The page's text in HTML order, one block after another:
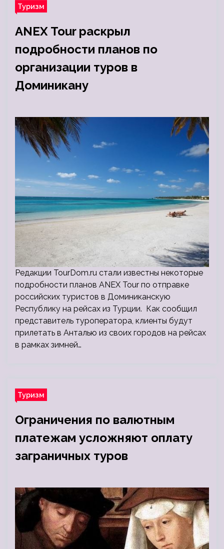
Туризм
ANEX Tour раскрыл
подробности планов по
организации туров в
Доминикану
Редакции TourDom.ru стали известны некоторые
подробности планов ANEX Tour по отправке
российских туристов в Доминиканскую
Республику на рейсах из Турции. Как сообщил
представитель туроператора, клиенты будут
прилетать в Анталью из своих городов на рейсах
в рамках зимней…
Туризм
Ограничения по валютным
платежам усложняют оплату
заграничных туров